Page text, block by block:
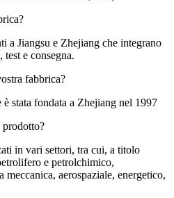
a Jiangsu e Zhejiang che integrano
e consegna.
fabbrica?
stata fondata a Zhejiang nel 1997
in vari settori, tra cui, a titolo
e petrolchimico,
aerospaziale, energetico,